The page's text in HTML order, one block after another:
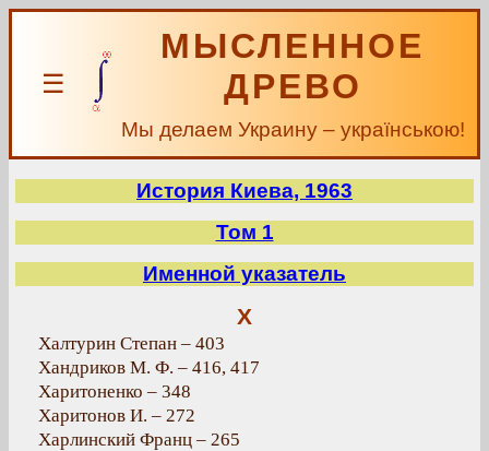
☰
МЫСЛЕННОЕ
ДРЕВО
Мы делаем Украину – українською!
История Киева, 1963
Том 1
Именной указатель
Х
Халтурин Степан – 403
Хандриков М. Ф. – 416, 417
Харитоненко – 348
Харитонов И. – 272
Харлинский Франц – 265